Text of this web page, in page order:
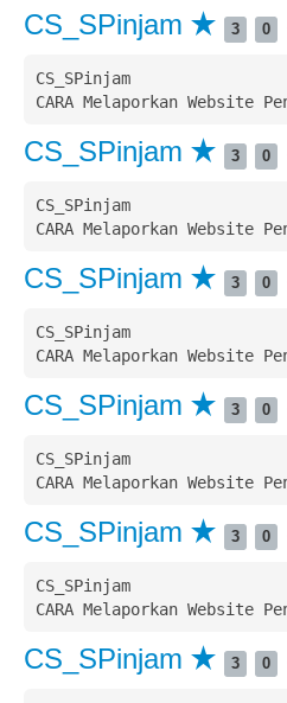
CS_SPinjam 3 0
CS_SPinjam
CS_SPinjam 3 0
CS_SPinjam
CS_SPinjam 3 0
CS_SPinjam
CS_SPinjam 3 0
CS_SPinjam
CS_SPinjam 3 0
CS_SPinjam
CS_SPinjam 3 0